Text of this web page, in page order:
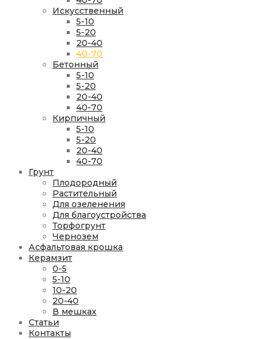
Искусственный
5-10
5-20
20-40
40-70
Бетонный
5-10
5-20
20-40
40-70
Кирпичный
5-10
5-20
20-40
40-70
Грунт
Плодородный
Растительный
Для озеленения
Для благоустройства
Торфогрунт
Чернозем
Асфальтовая крошка
Керамзит
0-5
5-10
10-20
20-40
В мешках
Статьи
Контакты